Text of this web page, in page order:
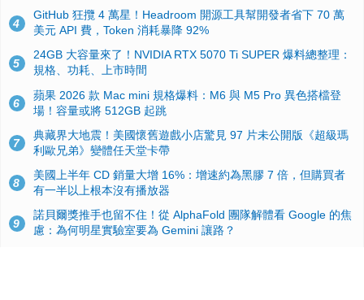
4
GitHub 狂攬 4 萬星！Headroom 開源工具幫開發者省下 70 萬
美元 API 費，Token 消耗暴降 92%
5
24GB 大容量來了！NVIDIA RTX 5070 Ti SUPER 爆料總整理：
規格、功耗、上市時間
6
蘋果 2026 款 Mac mini 規格爆料：M6 與 M5 Pro 異色搭檔登
場！容量或將 512GB 起跳
7
典藏界大地震！美國懷舊遊戲小店驚見 97 片未公開版《超級瑪
利歐兄弟》變體任天堂卡帶
8
美國上半年 CD 銷量大增 16%：增速約為黑膠 7 倍，但購買者
有一半以上根本沒有播放器
9
諾貝爾獎推手也留不住！從 AlphaFold 團隊解體看 Google 的焦
慮：為何明星實驗室要為 Gemini 讓路？